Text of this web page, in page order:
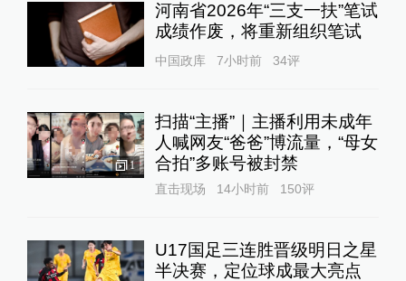
河南省2026年“三支一扶”笔试
成绩作废，将重新组织笔试
中国政库 7小时前 34评
1
扫描“主播”｜主播利用未成年
人喊网友“爸爸”博流量，“母女
合拍”多账号被封禁
直击现场 14小时前 150评
U17国足三连胜晋级明日之星
半决赛，定位球成最大亮点